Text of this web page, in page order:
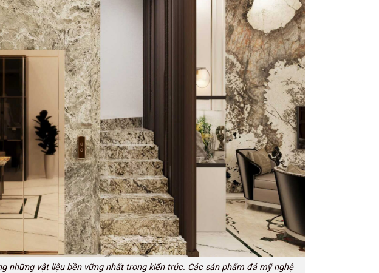
những vật liệu bền vững nhất trong kiến trúc. Các sản phẩm đá mỹ nghệ